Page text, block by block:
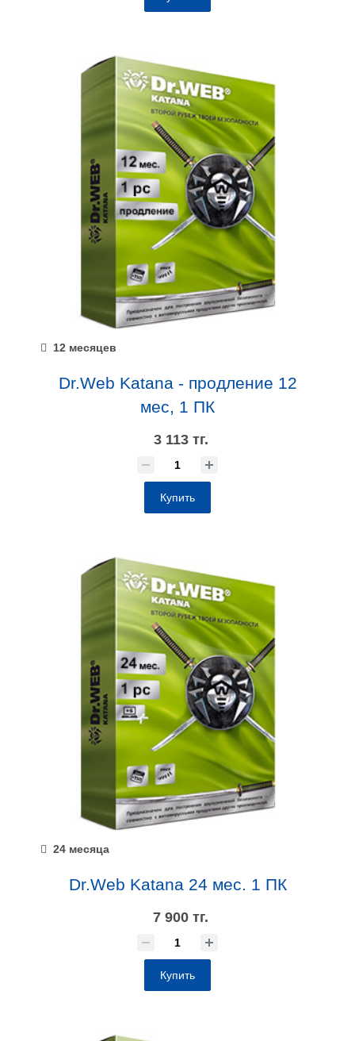
12 месяцев
Dr.Web Katana - продление 12
мес, 1 ПК
3 113 тг.
Купить
24 месяца
Dr.Web Katana 24 мес. 1 ПК
7 900 тг.
Купить